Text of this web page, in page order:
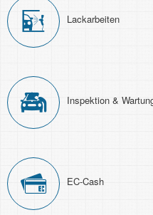
Lackarbeiten
Inspektion &
EC-Cash